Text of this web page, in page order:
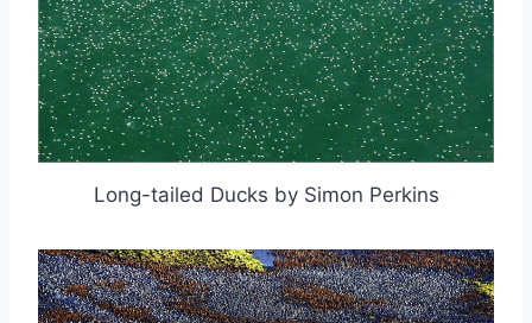
Long-tailed Ducks by Simon Perkins